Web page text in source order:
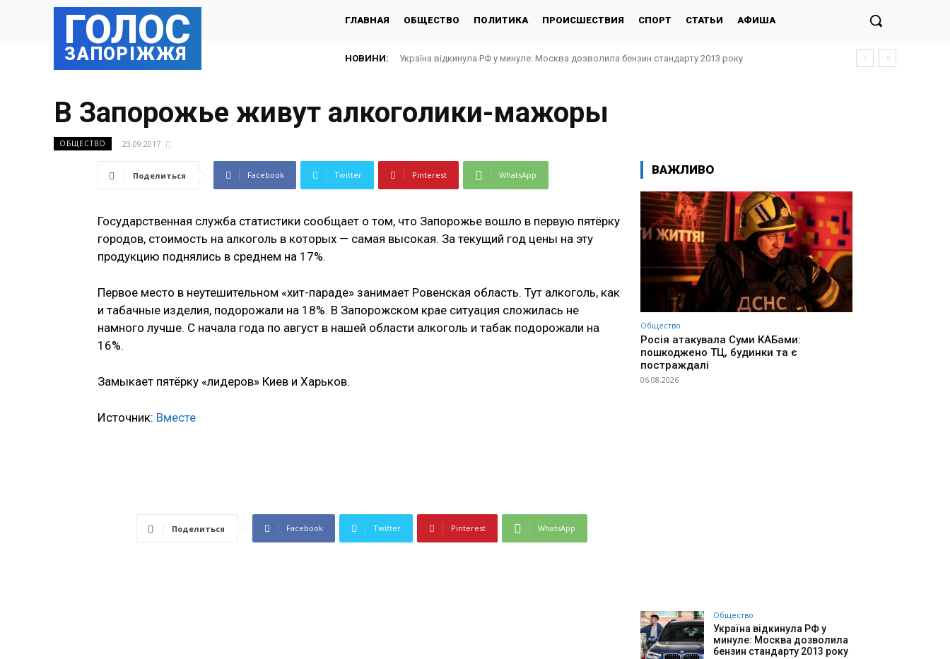
ГОЛОС
ЗАПОРІЖЖЯ
ГЛАВНАЯ ОБЩЕСТВО ПОЛИТИКА ПРОИСШЕСТВИЯ СПОРТ СТАТЬИ АФИША
НОВИНИ: Україна відкинула РФ у минуле: Москва дозволила бензин стандарту 2013 року
В Запорожье живут алкоголики-мажоры
ОБЩЕСТВО 23.09.2017
Поделиться Facebook Twitter Pinterest WhatsApp
Государственная служба статистики сообщает о том, что Запорожье вошло в первую пятёрку
городов, стоимость на алкоголь в которых — самая высокая. За текущий год цены на эту
продукцию поднялись в среднем на 17%.
Первое место в неутешительном «хит-параде» занимает Ровенская область. Тут алкоголь, как
и табачные изделия, подорожали на 18%. В Запорожском крае ситуация сложилась не
намного лучше. С начала года по август в нашей области алкоголь и табак подорожали на
16%.
Замыкает пятёрку «лидеров» Киев и Харьков.
Источник: Вместе
Поделиться Facebook Twitter Pinterest WhatsApp
ВАЖЛИВО
Общество
Росія атакувала Суми КАБами:
пошкоджено ТЦ, будинки та є
постраждалі
06.08.2026
Общество
Україна відкинула РФ у
минуле: Москва дозволила
бензин стандарту 2013 року